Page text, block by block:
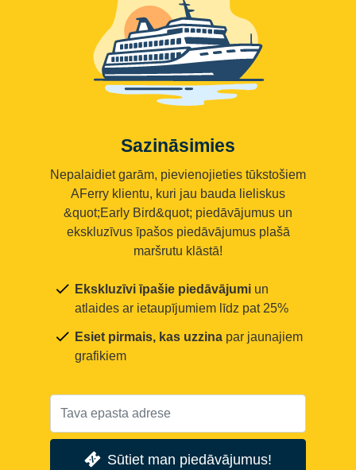
Sazināsimies
Nepalaidiet garām, pievienojieties tūkstošiem
AFerry klientu, kuri jau bauda lieliskus
&quot;Early Bird&quot; piedāvājumus un
ekskluzīvus īpašos piedāvājumus plašā
maršrutu klāstā!
Ekskluzīvi īpašie piedāvājumi un
atlaides ar ietaupījumiem līdz pat 25%
Esiet pirmais, kas uzzina par jaunajiem
grafikiem
Sūtiet man piedāvājumus!